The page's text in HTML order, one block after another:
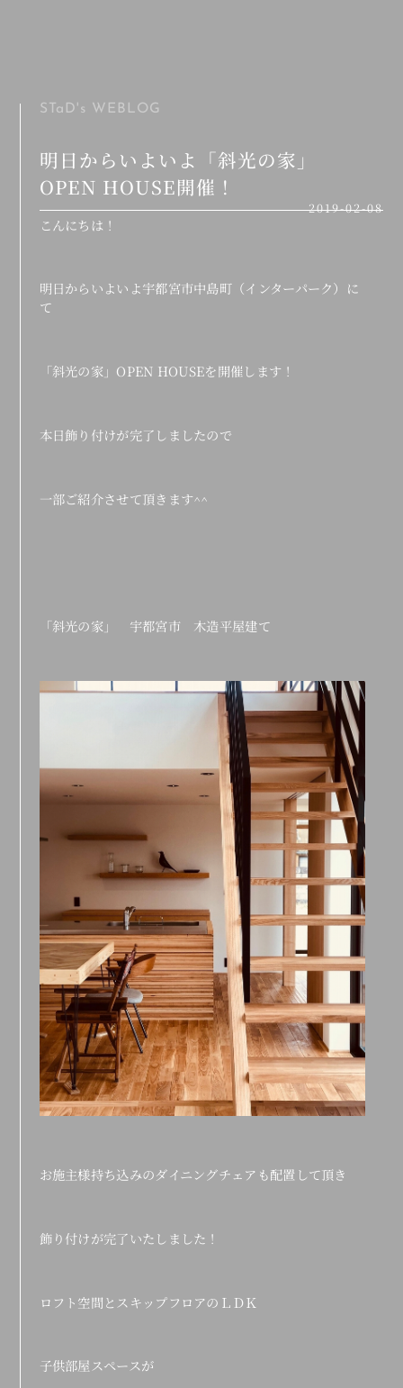
STaD's WEBLOG
明日からいよいよ「斜光の家」
OPEN HOUSE開催！
2019-02-08
こんにちは！
明日からいよいよ宇都宮市中島町（インターパーク）に
て
「斜光の家」OPEN HOUSEを開催します！
本日飾り付けが完了しましたので
一部ご紹介させて頂きます^^
「斜光の家」 宇都宮市 木造平屋建て
お施主様持ち込みのダイニングチェアも配置して頂き
飾り付けが完了いたしました！
ロフト空間とスキップフロアのＬＤＫ
子供部屋スペースが